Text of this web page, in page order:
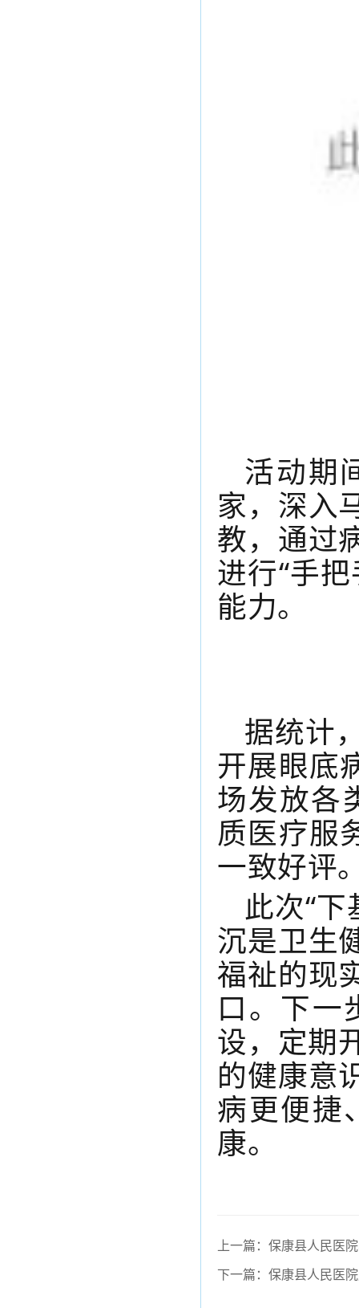
活动期
家，深入
教，通过
进行“手
能力。
据统计
开展眼底
场发放各
质医疗服
一致好评
此次“
沉是卫生
福祉的现
口。下一
设，定期
的健康意
病更便捷
康。
上一篇：保康县人民医
下一篇：保康县人民医